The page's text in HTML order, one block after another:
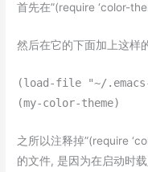
首先在”(require ‘color-
然后在它的下面加上这样
(load-file "~/
(my-color-theme)
之所以注释掉”(require
的文件, 是因为在启动时